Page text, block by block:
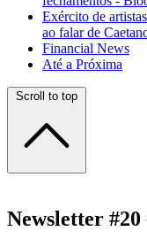
Exército de
ao falar de
Financial News
Até a Próxima
Scroll to top
Newsletter #20